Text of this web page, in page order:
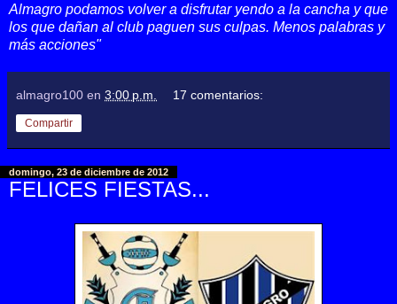
Almagro podamos volver a disfrutar yendo a la cancha y que
los que dañan al club paguen sus culpas. Menos palabras y
más acciones"
almagro100 en 3:00 p.m. 17 comentarios:
Compartir
domingo, 23 de diciembre de 2012
FELICES FIESTAS...